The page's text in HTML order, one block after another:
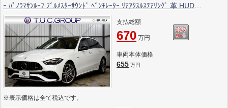
ｰ ﾊﾟﾉﾗﾏｻﾝﾙｰﾌ ﾌﾞﾙﾒｽﾀｰｻｳﾝﾄﾞ ﾍﾞﾝﾁﾚｰﾀｰ ﾘｱｱｸｽﾙｽﾃｱﾘﾝｸﾞ 革 HUD
MBUXARﾅﾋﾞTV 360ｶﾒﾗ ﾜｲﾔﾚｽﾁｬｰｼﾞ ｴｱﾛ19AW ﾃﾞｨｽﾄﾛ ﾌﾞﾗｲﾝﾄﾞS ﾚｰﾝK ｵ
ｰﾄﾃｰﾙｹﾞｰﾄ 2年保証
支払総額
670 万円
車両本体価格
655 万円
※表示価格は全て税込です。